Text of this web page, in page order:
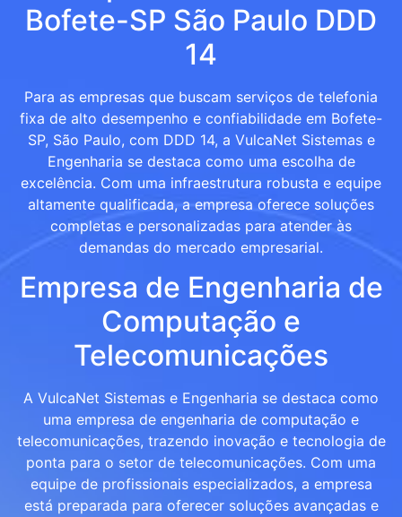
Bofete-SP São Paulo DDD
14
Para as empresas que buscam serviços de telefonia
fixa de alto desempenho e confiabilidade em Bofete-
SP, São Paulo, com DDD 14, a VulcaNet Sistemas e
Engenharia se destaca como uma escolha de
excelência. Com uma infraestrutura robusta e equipe
altamente qualificada, a empresa oferece soluções
completas e personalizadas para atender às
demandas do mercado empresarial.
Empresa de Engenharia de
Computação e
Telecomunicações
A VulcaNet Sistemas e Engenharia se destaca como
uma empresa de engenharia de computação e
telecomunicações, trazendo inovação e tecnologia de
ponta para o setor de telecomunicações. Com uma
equipe de profissionais especializados, a empresa
está preparada para oferecer soluções avançadas e